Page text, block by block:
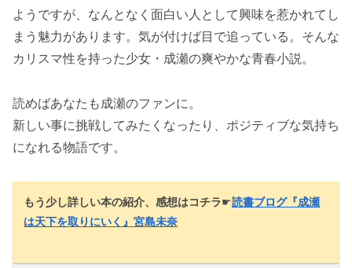
ようですが、なんとなく面白い人として興味を惹かれてし
まう魅力があります。気が付けば目で追っている。そんな
カリスマ性を持った少女・成瀬の爽やかな青春小説。
読めばあなたも成瀬のファンに。
新しい事に挑戦してみたくなったり、ポジティブな気持ち
になれる物語です。
もう少し詳しい本の紹介、感想はコチラ☛読書ブログ『成瀬
は天下を取りにいく』宮島未奈